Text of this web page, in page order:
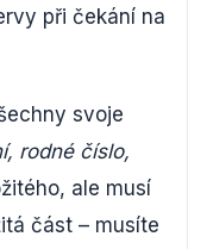
při čekání na
svoje
rodné číslo,
ale musí
část – musíte